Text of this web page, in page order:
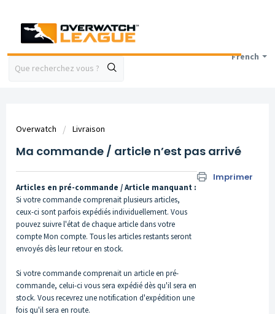
French
Overwatch Livraison
Ma commande / article n’est pas arrivé
Imprimer
Articles en pré-commande / Article manquant :
Si votre commande comprenait plusieurs articles,
ceux-ci sont parfois expédiés individuellement. Vous
pouvez suivre l'état de chaque article dans votre
compte Mon compte. Tous les articles restants seront
envoyés dès leur retour en stock.
Si votre commande comprenait un article en pré-
commande, celui-ci vous sera expédié dès qu'il sera en
stock. Vous recevrez une notification d'expédition une
fois qu'il sera en route.